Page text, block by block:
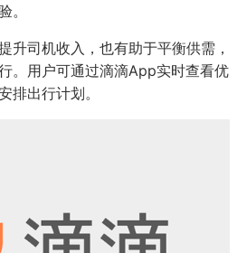
。
升司机收入，也有助于平衡供需，
。用户可通过滴滴App实时查看优
排出行计划。
月28日消息，为应对“